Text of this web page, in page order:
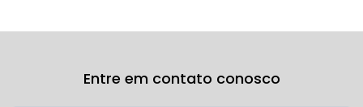
Entre em contato conosco